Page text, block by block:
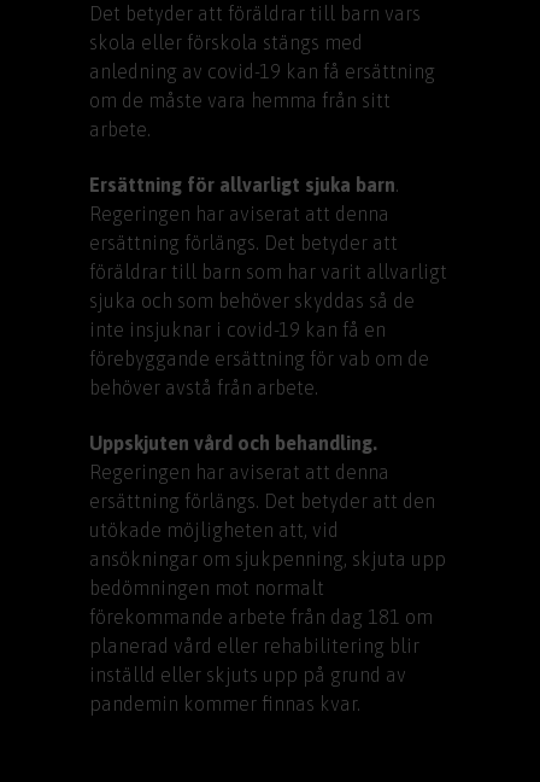
Det betyder att föräldrar till barn vars
skola eller förskola stängs med
anledning av covid-19 kan få ersättning
om de måste vara hemma från sitt
arbete.
Ersättning för allvarligt sjuka barn.
Regeringen har aviserat att denna
ersättning förlängs. Det betyder att
föräldrar till barn som har varit allvarligt
sjuka och som behöver skyddas så de
inte insjuknar i covid-19 kan få en
förebyggande ersättning för vab om de
behöver avstå från arbete.
Uppskjuten vård och behandling.
Regeringen har aviserat att denna
ersättning förlängs. Det betyder att den
utökade möjligheten att, vid
ansökningar om sjukpenning, skjuta upp
bedömningen mot normalt
förekommande arbete från dag 181 om
planerad vård eller rehabilitering blir
inställd eller skjuts upp på grund av
pandemin kommer finnas kvar.